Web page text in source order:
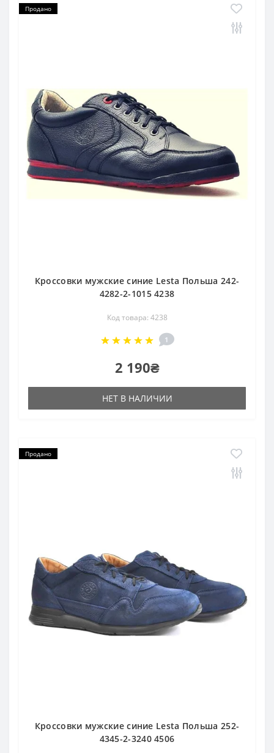
Продано
Кроссовки мужские синие Lesta Польша 242-
4282-2-1015 4238
Код товара: 4238
1
2 190₴
НЕТ В НАЛИЧИИ
Продано
Кроссовки мужские синие Lesta Польша 252-
4345-2-3240 4506